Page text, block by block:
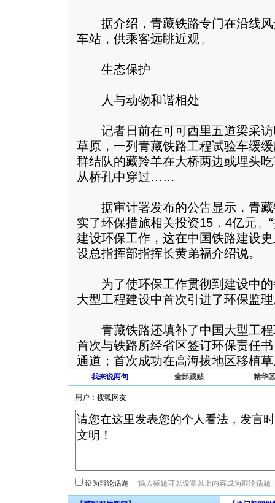
据介绍，青藏铁路专门在沿线风
车站，供乘客远眺近观。
生态保护
人与动物和谐相处
记者日前在可可西里五道梁采访
草原，一列青藏铁路工程试验车缓
群结队的藏羚羊在大桥两边或埋头
从桥孔中穿过……
据审计署发布的公告显示，青藏
实了环保措施相关投资15．4亿元。
建设环保工作，这在中国铁路建设
设总指挥部指挥长黄弟福介绍说。
为了使环保工作贯彻到建设中的
大型工程建设中首次引进了环保监
青藏铁路还填补了中国大型工程
首次与铁路所经省区签订环保责任
通道；首次成功在高海拔地区移植
我来说两句 全部跟贴 精华区
用户：
设为辩论话题